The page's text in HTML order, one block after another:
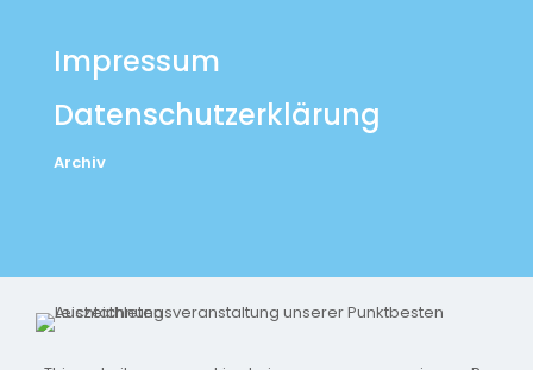
Impressum
Datenschutzerklärung
Archiv